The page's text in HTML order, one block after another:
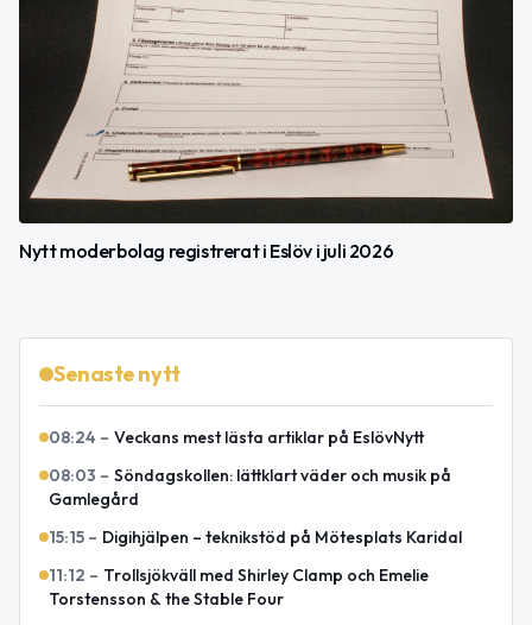
Nytt moderbolag registrerat i Eslöv i juli 2026
Senaste nytt
08:24 – Veckans mest lästa artiklar på EslövNytt
08:03 – Söndagskollen: lättklart väder och musik på
Gamlegård
15:15 – Digihjälpen – teknikstöd på Mötesplats Karidal
11:12 – Trollsjökväll med Shirley Clamp och Emelie
Torstensson & the Stable Four